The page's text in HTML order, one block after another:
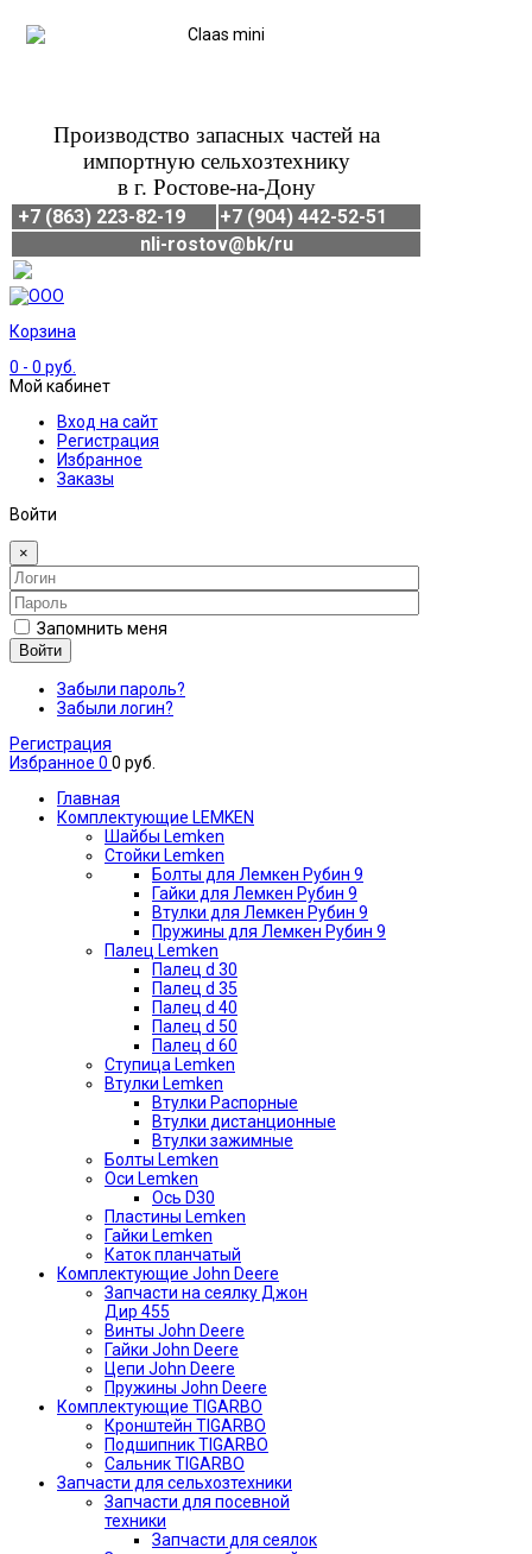
Производство запасных частей на
импортную сельхозтехнику
в г. Ростове-на-Дону
+7 (863) 223-82-19
+7 (904) 442-52-51
nli-rostov@bk/ru
Корзина
0 - 0 руб.
Мой кабинет
Вход на сайт
Регистрация
Избранное
Заказы
Войти
×
Запомнить меня
Войти
Забыли пароль?
Забыли логин?
Регистрация
Избранное 0 0 руб.
Главная
Комплектующие LEMKEN
Шайбы Lemken
Стойки Lemken
Болты для Лемкен Рубин 9
Гайки для Лемкен Рубин 9
Втулки для Лемкен Рубин 9
Пружины для Лемкен Рубин 9
Палец Lemken
Палец d 30
Палец d 35
Палец d 40
Палец d 50
Палец d 60
Ступица Lemken
Втулки Lemken
Втулки Распорные
Втулки дистанционные
Втулки зажимные
Болты Lemken
Оси Lemken
Ось D30
Пластины Lemken
Гайки Lemken
Каток планчатый
Комплектующие John Deere
Запчасти на сеялку Джон
Дир 455
Винты John Deere
Гайки John Deere
Цепи John Deere
Пружины John Deere
Комплектующие TIGARBO
Кронштейн TIGARBO
Подшипник TIGARBO
Сальник TIGARBO
Запчасти для сельхозтехники
Запчасти для посевной
техники
Запчасти для сеялок